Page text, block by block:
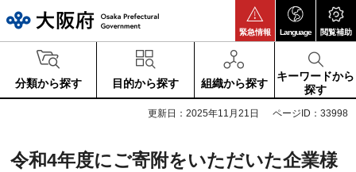
緊急情報 Language 閲覧補助
分類から探す 目的から探す 組織から探す
キーワードから
探す
更新日：2025年11月21日 ページID：33998
令和4年度にご寄附をいただいた企業様